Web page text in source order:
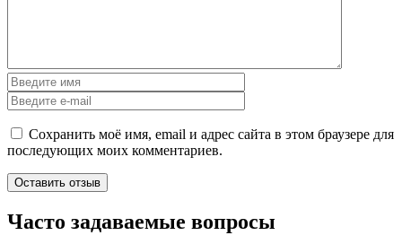
Сохранить моё имя, email и адрес сайта в этом браузере для
последующих моих комментариев.
Часто задаваемые вопросы